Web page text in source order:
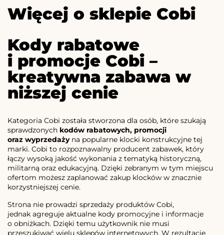
Więcej o sklepie Cobi
Kody rabatowe
i promocje Cobi –
kreatywna zabawa w
niższej cenie
Kategoria Cobi została stworzona dla osób, które szukają
sprawdzonych kodów rabatowych, promocji
oraz wyprzedażyna popularne klocki konstrukcyjne tej
marki. Cobi to rozpoznawalny producent zabawek, który
łączy wysoką jakość wykonania z tematyką historyczną,
militarną oraz edukacyjną. Dzięki zebranym w tym miejscu
ofertom możesz zaplanować zakup klocków w znacznie
korzystniejszej cenie.
Strona nie prowadzi sprzedaży produktów Cobi,
jednak agreguje aktualne kody promocyjne i informacje
o obniżkach. Dzięki temu użytkownik nie musi
przeszukiwać wielu sklepów internetowych. W rezultacie